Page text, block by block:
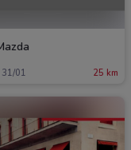
31/01 25 km